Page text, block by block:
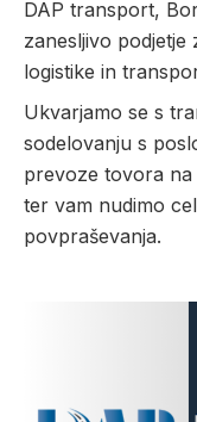
DAP transport,
zanesljivo podjetje
logistike in
Ukvarjamo se s
sodelovanju s
prevoze tovora na
ter vam nudimo
povpraševanja.